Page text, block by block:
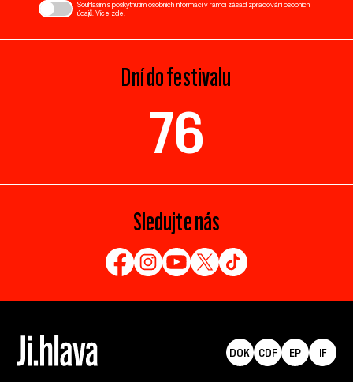
Souhlasím s poskytnutím osobních informací v rámci zásad zpracování osobních
údajů. Více zde
Dní do festivalu
76
Sledujte nás
DOK CDF EP IF